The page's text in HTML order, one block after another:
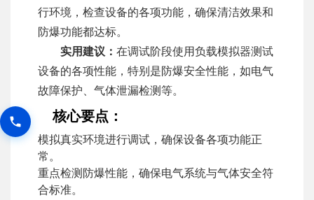
行环境，检查设备的各项功能，确保清洁效果和
防爆功能都达标。
实用建议： 在调试阶段使用负载模拟器测试
设备的各项性能，特别是防爆安全性能，如电气
故障保护、气体泄漏检测等。
核心要点：
模拟真实环境进行调试，确保设备各项功能正
常。
重点检测防爆性能，确保电气系统与气体安全符
合标准。